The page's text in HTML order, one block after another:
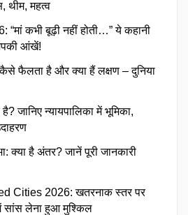
थीम, महत्व
कभी बूढ़ी नहीं होती…” ये कहानी
आंखें!
फैलता है और क्या हैं लक्षण – दुनिया
जानिए न्यायपालिका में भूमिका,
क्या है अंतर? जानें पूरी जानकारी
Cities 2026: खतरनाक स्तर पर
सांस लेना हुआ मुश्किल